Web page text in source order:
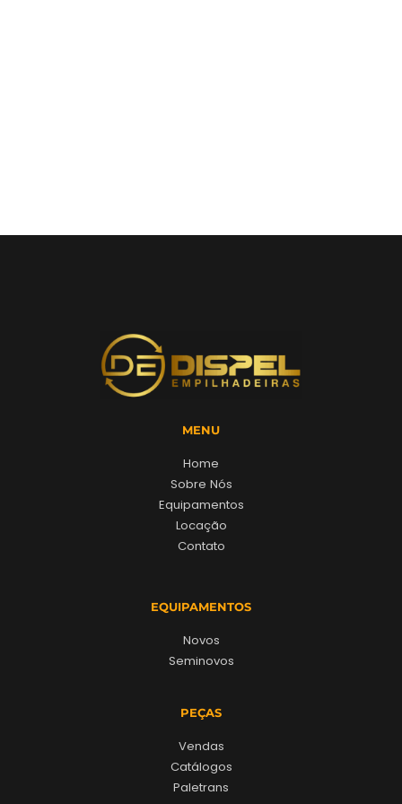
MENU
Home
Sobre Nós
Equipamentos
Locação
Contato
EQUIPAMENTOS
Novos
Seminovos
PEÇAS
Vendas
Catálogos
Paletrans